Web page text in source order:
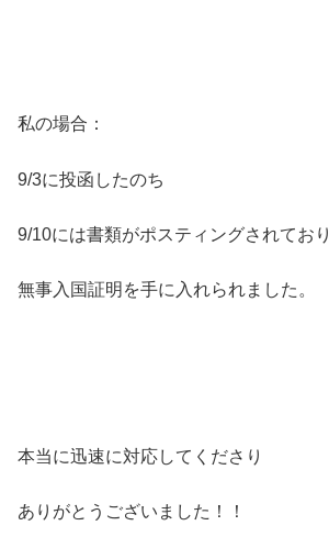
私の場合：
9/3に投函したのち
9/10には書類がポスティングされており
無事入国証明を手に入れられました。
本当に迅速に対応してくださり
ありがとうございました！！